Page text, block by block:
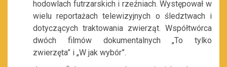
hodowlach futrzarskich i rzeźniach. Występował w
wielu reportażach telewizyjnych o śledztwach i
dotyczących traktowania zwierząt. Współtwórca
dwóch filmów dokumentalnych „To tylko
zwierzęta” i „W jak wybór”.